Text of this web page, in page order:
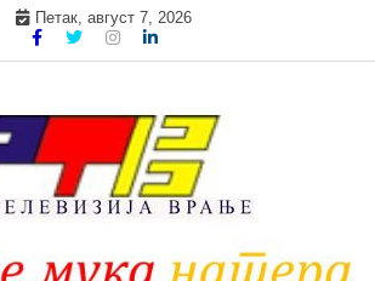
Петак, август 7, 2026